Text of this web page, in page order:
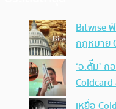
Bitwise
กฎหมาย
‘อ.ตั๊ม’